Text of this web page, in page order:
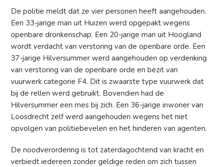
De politie meldt dat ze vier personen heeft aangehouden.
Een 33-jarige man uit Huizen werd opgepakt wegens
openbare dronkenschap. Een 20-jarige man uit Hoogland
wordt verdacht van verstoring van de openbare orde. Een
37-jarige Hilversummer werd aangehouden op verdenking
van verstoring van de openbare orde en bezit van
vuurwerk categorie F4. Dit is zwaarste type vuurwerk dat
bij de rellen werd gebruikt. Bovendien had de
Hilversummer een mes bij zich. Een 36-jarige inwoner van
Loosdrecht zelf werd aangehouden wegens het niet
opvolgen van politiebevelen en het hinderen van agenten.
De noodverordering is tot zaterdagochtend van kracht en
verbiedt iedereen zonder geldige reden om zich tussen